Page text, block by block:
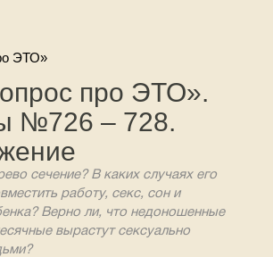
ЭТО»
про ЭТО».
№726 – 728.
сечение? В каких случаях его
работу, секс, сон и
Верно ли, что недоношенные
вырастут сексуально